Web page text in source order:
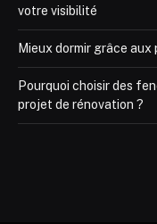
votre visibilité
Mieux dormir grâce
Pourquoi choisir des
projet de rénovation ?